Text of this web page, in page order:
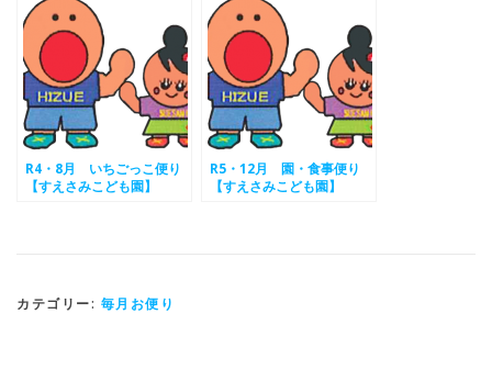
R4・8月 いちごっこ便り
【すえさみこども園】
R5・12月 園・食事便り
【すえさみこども園】
カテゴリー: 毎月お便り